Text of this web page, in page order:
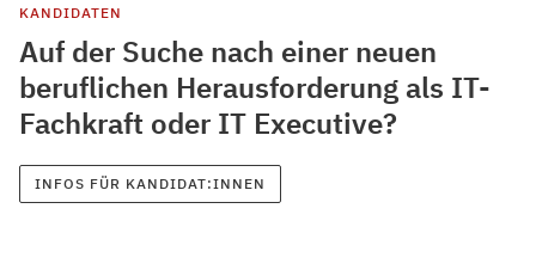
KANDIDATEN
Auf der Suche nach einer neuen
beruflichen Herausforderung als IT-
Fachkraft oder IT Executive?
INFOS FÜR KANDIDAT:INNEN